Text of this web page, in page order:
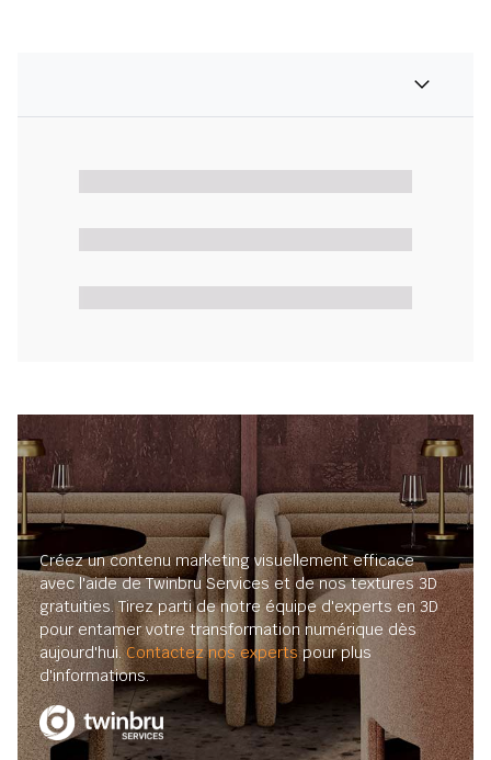
Créez un contenu marketing visuellement efficace
avec l'aide de Twinbru Services et de nos textures 3D
gratuities. Tirez parti de notre équipe d'experts en 3D
pour entamer votre transformation numérique dès
aujourd'hui.Contactez nos expertspour plus
d'informations.